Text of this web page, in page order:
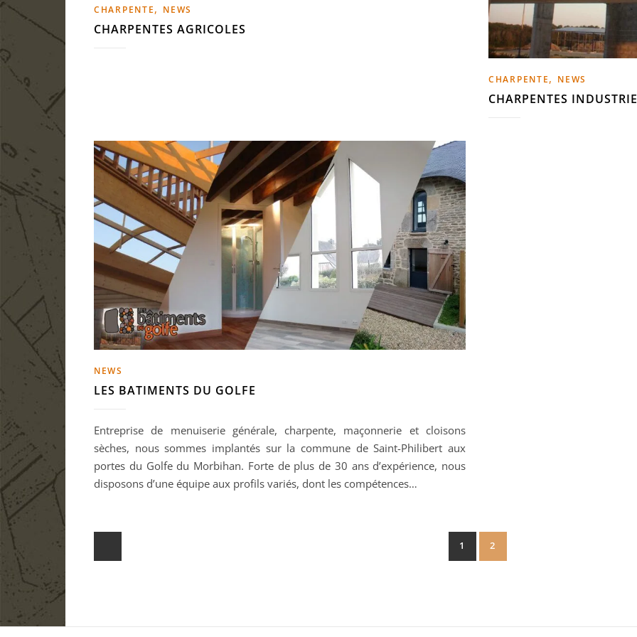
CHARPENTE, NEWS
CHARPENTES AGRICOLES
CHARPENTE, NEWS
CHARPENTES
NEWS
LES BATIMENTS DU GOLFE
Entreprise de menuiserie générale, charpente, maçonnerie et cloisons
sèches, nous sommes implantés sur la commune de Saint-Philibert aux
portes du Golfe du Morbihan. Forte de plus de 30 ans d’expérience, nous
disposons d’une équipe aux profils variés, dont les compétences…
1 2